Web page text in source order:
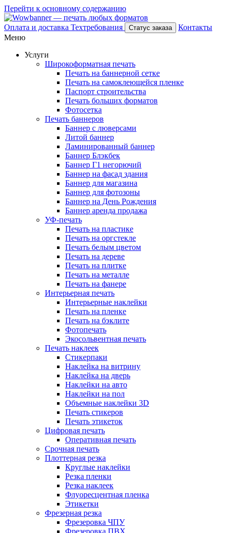
Перейти к основному содержанию
Оплата и доставка Техтребования Статус заказа
Контакты
Меню
Услуги
Широкоформатная печать
Печать на баннерной сетке
Печать на самоклеющейся пленке
Паспорт строительства
Печать больших форматов
Фотосетка
Печать баннеров
Баннер с люверсами
Литой баннер
Ламинированный баннер
Баннер Блэкбек
Баннер Г1 негорючий
Баннер на фасад здания
Баннер для магазина
Баннер для фотозоны
Баннер на День Рождения
Баннер аренда продажа
УФ-печать
Печать на пластике
Печать на оргстекле
Печать белым цветом
Печать на дереве
Печать на плитке
Печать на металле
Печать на фанере
Интерьерная печать
Интерьерные наклейки
Печать на пленке
Печать на бэклите
Фотопечать
Экосольвентная печать
Печать наклеек
Стикерпаки
Наклейка на витрину
Наклейка на дверь
Наклейки на авто
Наклейки на пол
Объемные наклейки 3D
Печать стикеров
Печать этикеток
Цифровая печать
Оперативная печать
Срочная печать
Плоттерная резка
Круглые наклейки
Резка пленки
Резка наклеек
Флуоресцентная пленка
Этикетки
Фрезерная резка
Фрезеровка ЧПУ
Фрезеровка ПВХ